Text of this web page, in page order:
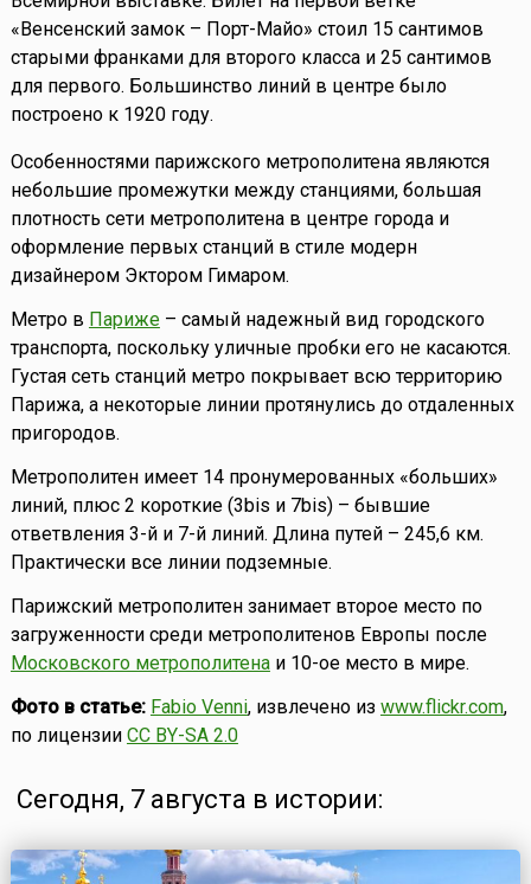
«Венсенский замок – Порт-Майо» стоил 15 сантимов
старыми франками для второго класса и 25 сантимов
для первого. Большинство линий в центре было
построено к 1920 году.
Особенностями парижского метрополитена являются
небольшие промежутки между станциями, большая
плотность сети метрополитена в центре города и
оформление первых станций в стиле модерн
дизайнером Эктором Гимаром.
Метро в Париже– самый надежный вид городского
транспорта, поскольку уличные пробки его не касаются.
Густая сеть станций метро покрывает всю территорию
Парижа, а некоторые линии протянулись до отдаленных
пригородов.
Метрополитен имеет 14 пронумерованных «больших»
линий, плюс 2 короткие (3bis и 7bis) – бывшие
ответвления 3-й и 7-й линий. Длина путей – 245,6 км.
Практически все линии подземные.
Парижский метрополитен занимает второе место по
загруженности среди метрополитенов Европы после
Московского метрополитенаи 10-ое место в мире.
Фото в статье: Fabio Venni, извлечено из www.flickr.com,
по лицензии CC BY-SA 2.0
Сегодня, 7 августа в истории: